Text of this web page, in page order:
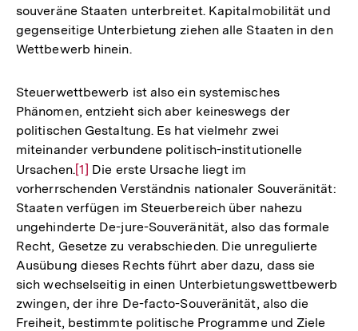
souveräne Staaten unterbreitet. Kapitalmobilität und
gegenseitige Unterbietung ziehen alle Staaten in den
Wettbewerb hinein.
Steuerwettbewerb ist also ein systemisches
Phänomen, entzieht sich aber keineswegs der
politischen Gestaltung. Es hat vielmehr zwei
miteinander verbundene politisch-institutionelle
Ursachen.Zur
Auflösung
der
Fußnote
[1] Die erste Ursache liegt im
vorherrschenden Verständnis nationaler Souveränität:
Staaten verfügen im Steuerbereich über nahezu
ungehinderte De-jure-Souveränität, also das formale
Recht, Gesetze zu verabschieden. Die unregulierte
Ausübung dieses Rechts führt aber dazu, dass sie
sich wechselseitig in einen Unterbietungswettbewerb
zwingen, der ihre De-facto-Souveränität, also die
Freiheit, bestimmte politische Programme und Ziele